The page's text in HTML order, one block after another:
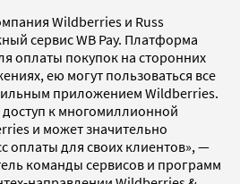
Wildberries и Russ
сервис WB Pay. Платформа
оплаты покупок на сторонних
ею могут пользоваться все
приложением Wildberries.
доступ к многомиллионной
и может значительно
оплаты для своих клиентов», —
команды сервисов и программ